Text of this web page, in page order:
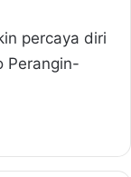
percaya diri
Perangin-